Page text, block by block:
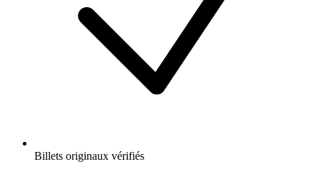
Billets originaux vérifiés